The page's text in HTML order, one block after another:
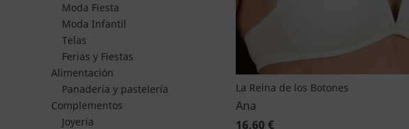
Moda Fiesta
Moda Infantil
Telas
Ferias y Fiestas
Alimentación
Panadería y pastelería
Complementos
Joyería
La Reina de los Botones
Ana
16.60 €